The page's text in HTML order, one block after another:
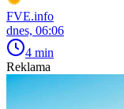
FVE.info
dnes, 06:06
4 min
Reklama